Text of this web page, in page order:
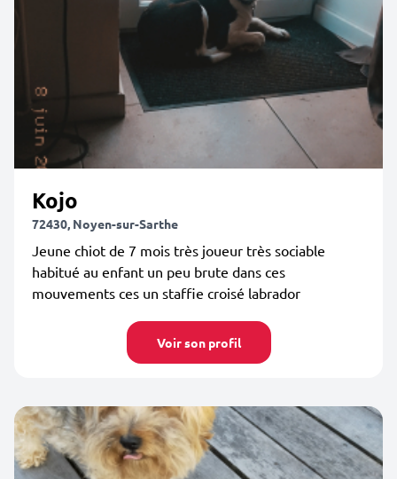
Kojo
72430, Noyen-sur-Sarthe
Jeune chiot de 7 mois très joueur très sociable
habitué au enfant un peu brute dans ces
mouvements ces un staffie croisé labrador
Voir son profil